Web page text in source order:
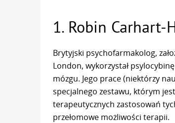
1. Robin Carhart-
Brytyjski psychofarmakolog,
London, wykorzystał
mózgu. Jego prace (niektórzy
specjalnego zestawu, którym
terapeutycznych zastosowań
przełomowe możliwości terapii.